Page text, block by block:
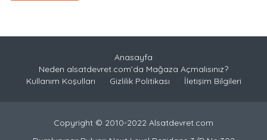
Anasayfa
Neden alsatdevret.com’da Mağaza Açmalısınız?
Kullanım Koşulları
Gizlilik Politikası İletişim Bilgileri
Copyright © 2010-2022 Alsatdevret.com